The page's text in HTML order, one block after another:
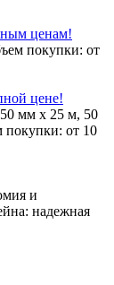
ценам!
покупки: от
цене!
мм х 25 м, 50
от 10
и
надежная